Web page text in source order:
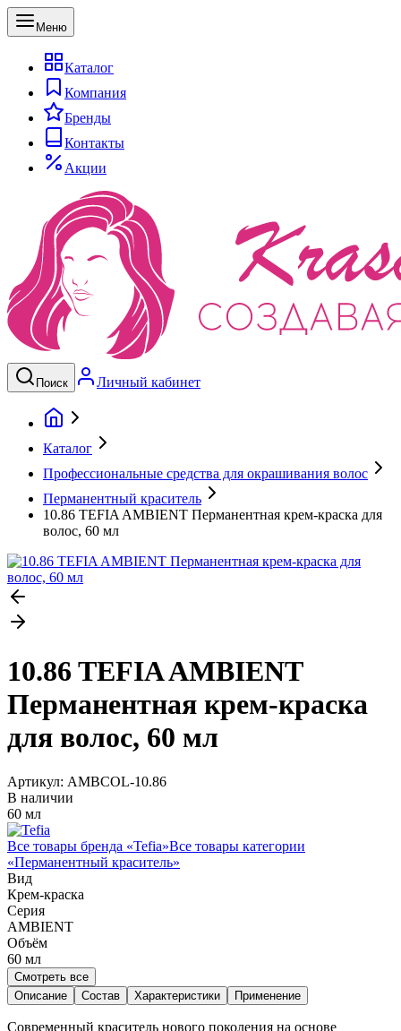
Меню
Каталог
Компания
Бренды
Контакты
Акции
Поиск Личный кабинет
Каталог
Профессиональные средства для окрашивания волос
Перманентный краситель
10.86 TEFIA AMBIENT Перманентная крем-краска для
волос, 60 мл
10.86 TEFIA AMBIENT
Перманентная крем-краска
для волос, 60 мл
Артикул: AMBCOL-10.86
В наличии
60 мл
Все товары бренда «Tefia»Все товары категории
«Перманентный краситель»
Вид
Крем-краска
Серия
AMBIENT
Объём
60 мл
Смотреть все
Описание
Состав Характеристики Применение
Современный краситель нового поколения на основе